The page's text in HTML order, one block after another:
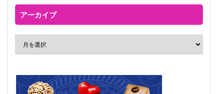
アーカイブ